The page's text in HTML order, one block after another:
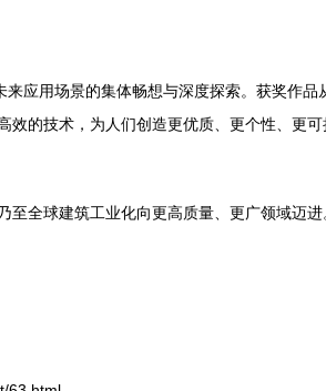
应用场景的集体畅想与深度探索。获奖作品
的技术，为人们创造更优质、更个性、更
全球建筑工业化向更高质量、更广领域迈